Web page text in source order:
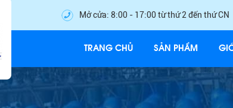
Mở cửa: 8:00 - 17:00 từ thứ 2 đến thứ CN
TRANG CHỦ SẢN PHẨM